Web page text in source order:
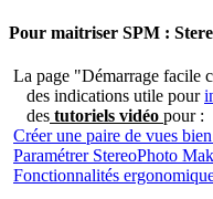
Pour maitriser SPM :
La page "Démarrage facile
des indications utile pour
des tutoriels vidéo pour :
Créer une paire de vues
Paramétrer StereoPhoto
Fonctionnalités